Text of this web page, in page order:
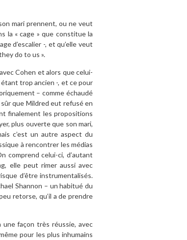
mari prennent, ou ne veut
la « cage » que constitue la
d’escalier -, et qu’elle veut
do to us ».
Cohen et alors que celui-
trop ancien -, et ce pour
– comme échaudé
sûr que Mildred eut refusé en
finalement les propositions
plus ouverte que son mari,
c’est un autre aspect du
à rencontrer les médias
comprend celui-ci, d’autant
elle peut rimer aussi avec
d’être instrumentalisés.
Shannon – un habitué du
retorse, qu’il a de prendre
façon très réussie, avec
pour les plus inhumains